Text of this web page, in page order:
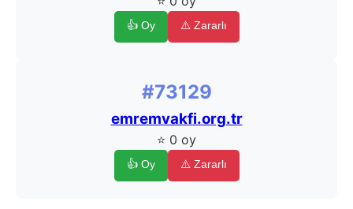
👍 Oy ⚠️ Zararlı
#73129
emremvakfi.org.tr
⭐ 0 oy
👍 Oy ⚠️ Zararlı